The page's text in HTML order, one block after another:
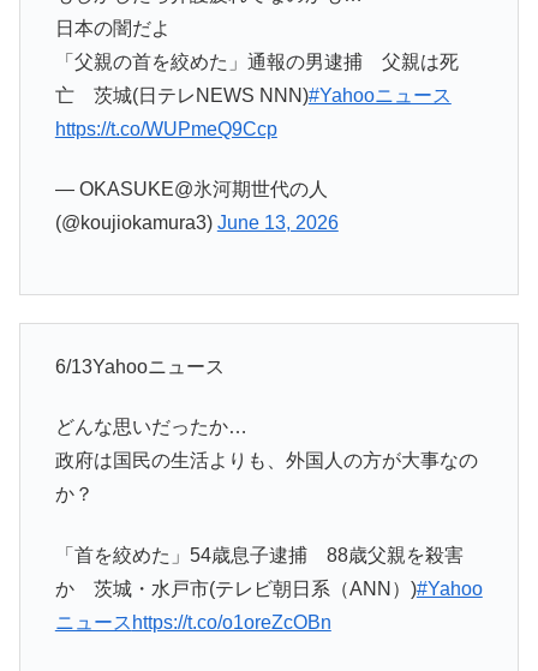
日本の闇だよ
「父親の首を絞めた」通報の男逮捕 父親は死
亡 茨城(日テレNEWS NNN)#Yahooニュース
https://t.co/WUPmeQ9Ccp
— OKASUKE@氷河期世代の人
(@koujiokamura3) June 13, 2026
6/13Yahooニュース
どんな思いだったか…
政府は国民の生活よりも、外国人の方が大事なの
か？
「首を絞めた」54歳息子逮捕 88歳父親を殺害
か 茨城・水戸市(テレビ朝日系（ANN）)#Yahoo
ニュース https://t.co/o1oreZcOBn